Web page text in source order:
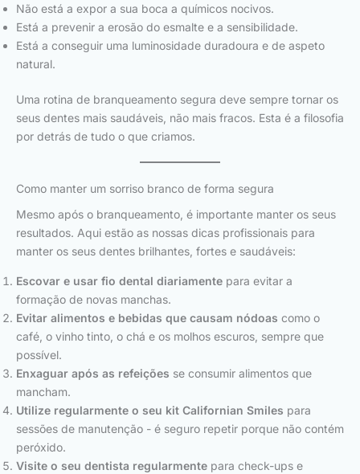
Não está a expor a sua boca a químicos nocivos.
Está a prevenir a erosão do esmalte e a sensibilidade.
Está a conseguir uma luminosidade duradoura e de aspeto
natural.
Uma rotina de branqueamento segura deve sempre tornar os
seus dentes mais saudáveis, não mais fracos. Esta é a filosofia
por detrás de tudo o que criamos.
Como manter um sorriso branco de forma segura
Mesmo após o branqueamento, é importante manter os seus
resultados. Aqui estão as nossas dicas profissionais para
manter os seus dentes brilhantes, fortes e saudáveis:
Escovar e usar fio dental diariamente para evitar a
formação de novas manchas.
Evitar alimentos e bebidas que causam nódoas como o
café, o vinho tinto, o chá e os molhos escuros, sempre que
possível.
Enxaguar após as refeições se consumir alimentos que
mancham.
Utilize regularmente o seu kit Californian Smiles para
sessões de manutenção - é seguro repetir porque não contém
peróxido.
Visite o seu dentista regularmente para check-ups e